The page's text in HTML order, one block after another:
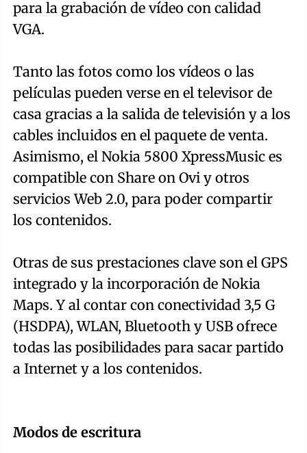
para la grabación de vídeo con calidad
VGA.
Tanto las fotos como los vídeos o las
películas pueden verse en el televisor de
casa gracias a la salida de televisión y a los
cables incluidos en el paquete de venta.
Asimismo, el Nokia 5800 XpressMusic es
compatible con Share on Ovi y otros
servicios Web 2.0, para poder compartir
los contenidos.
Otras de sus prestaciones clave son el GPS
integrado y la incorporación de Nokia
Maps. Y al contar con conectividad 3,5 G
(HSDPA), WLAN, Bluetooth y USB ofrece
todas las posibilidades para sacar partido
a Internet y a los contenidos.
Modos de escritura